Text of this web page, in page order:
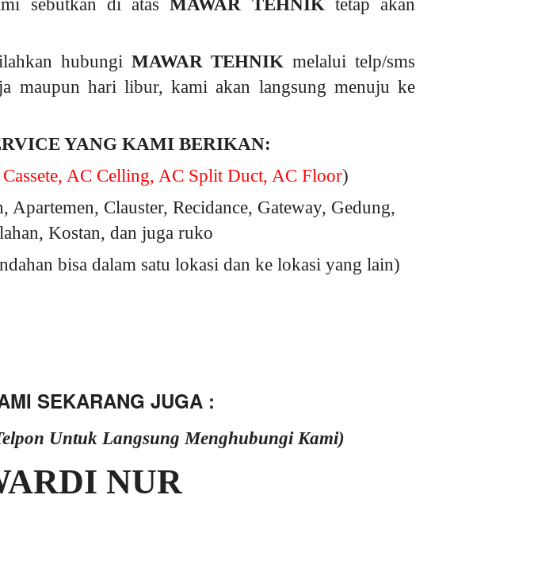
sebutkan di atasMAWAR TEHNIKtetap akan
hubungi MAWAR TEHNIK melalui telp/sms
maupun hari libur, kami akan langsung menuju ke
YANG KAMI BERIKAN:
AC Celling, AC Split Duct, AC Floor)
Clauster, Recidance, Gateway, Gedung,
Kostan, dan juga ruko
bisa dalam satu lokasi dan ke lokasi yang lain)
SEKARANG JUGA :
Untuk Langsung Menghubungi Kami)
NUR